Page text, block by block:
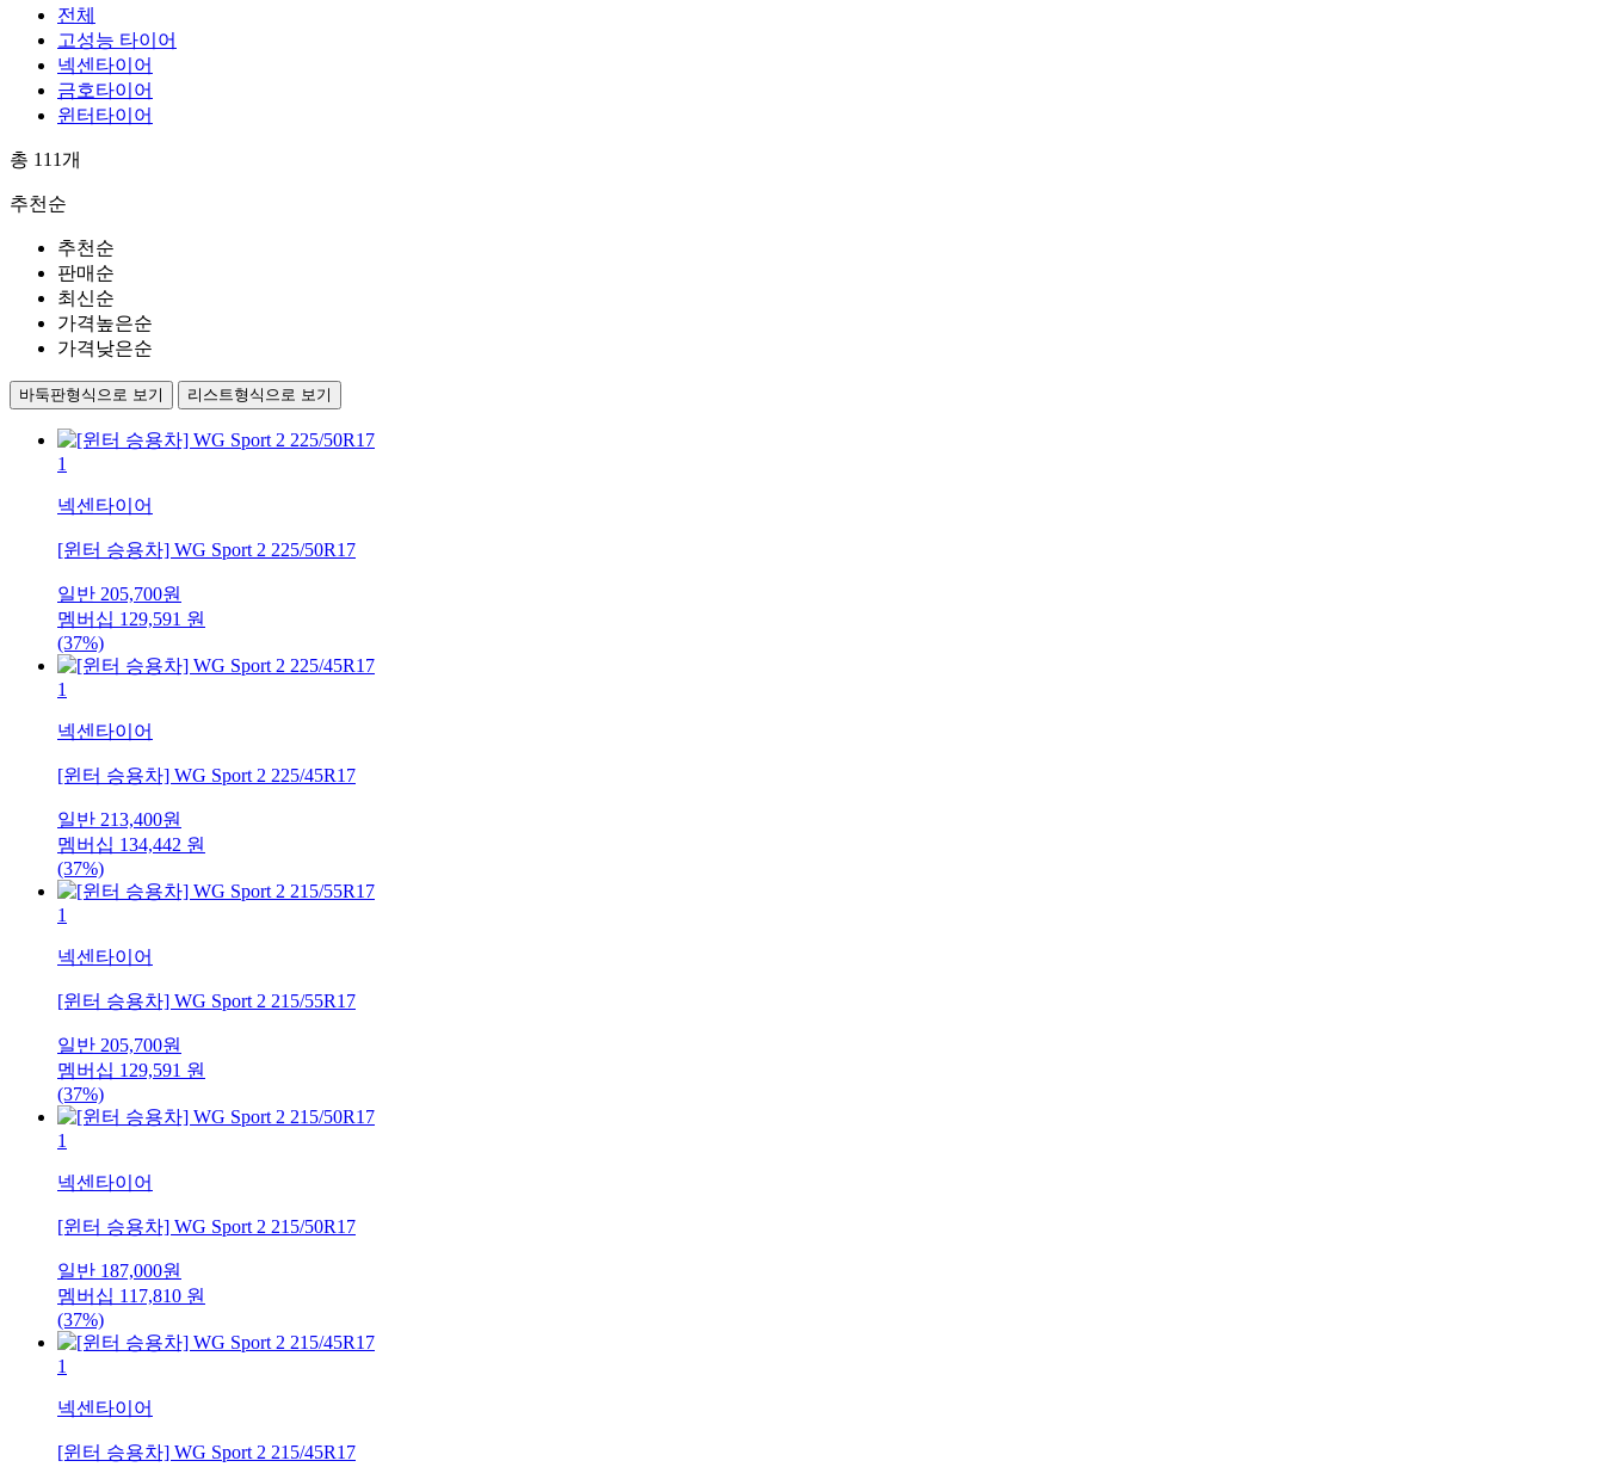
전체
고성능 타이어
넥센타이어
금호타이어
윈터타이어
총 111개
추천순
추천순
판매순
최신순
가격높은순
가격낮은순
바둑판형식으로 보기 리스트형식으로 보기
1
넥센타이어
[윈터 승용차] WG Sport 2 225/50R17
일반 205,700원
멤버십 129,591 원
(37%)
1
넥센타이어
[윈터 승용차] WG Sport 2 225/45R17
일반 213,400원
멤버십 134,442 원
(37%)
1
넥센타이어
[윈터 승용차] WG Sport 2 215/55R17
일반 205,700원
멤버십 129,591 원
(37%)
1
넥센타이어
[윈터 승용차] WG Sport 2 215/50R17
일반 187,000원
멤버십 117,810 원
(37%)
1
넥센타이어
[윈터 승용차] WG Sport 2 215/45R17